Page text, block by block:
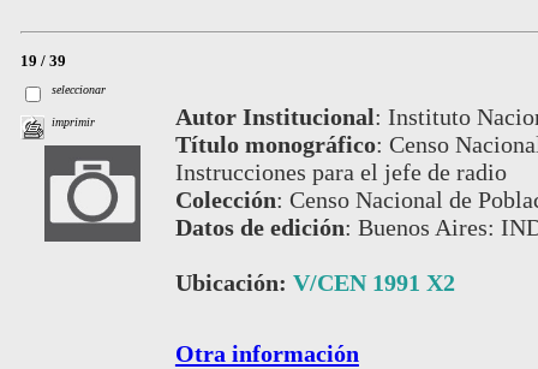
19 / 39
seleccionar
imprimir Autor Institucional: Instituto
Título monográfico: Censo
Instrucciones para el jefe de radio
Colección: Censo Nacional de
Datos de edición: Buenos Aires:
Ubicación: V/CEN 1991 X2
Otra información